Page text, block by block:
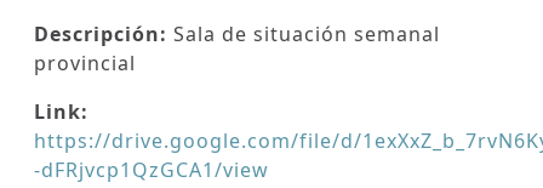
Descripción: Sala de situación semanal
provincial
Link:
https://drive.google.com/file/d/
-dFRjvcp1QzGCA1/view